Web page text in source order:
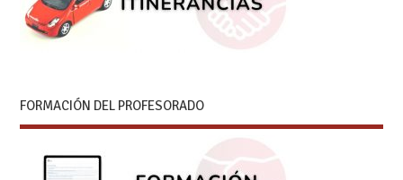
FORMACIÓN DEL PROFESORADO